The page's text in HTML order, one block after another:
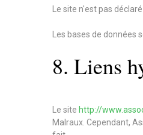
Le site n'est pas
Les bases de données
8. Liens
Le site http://
Malraux. Cependant,